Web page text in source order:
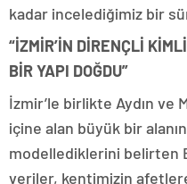
kadar incelediğimiz bir
“İZMİR’İN DİRENÇLİ
BİR YAPI DOĞDU”
İzmir’le birlikte Aydın ve
içine alan büyük bir
modellediklerini belirten
veriler, kentimizin afetlere